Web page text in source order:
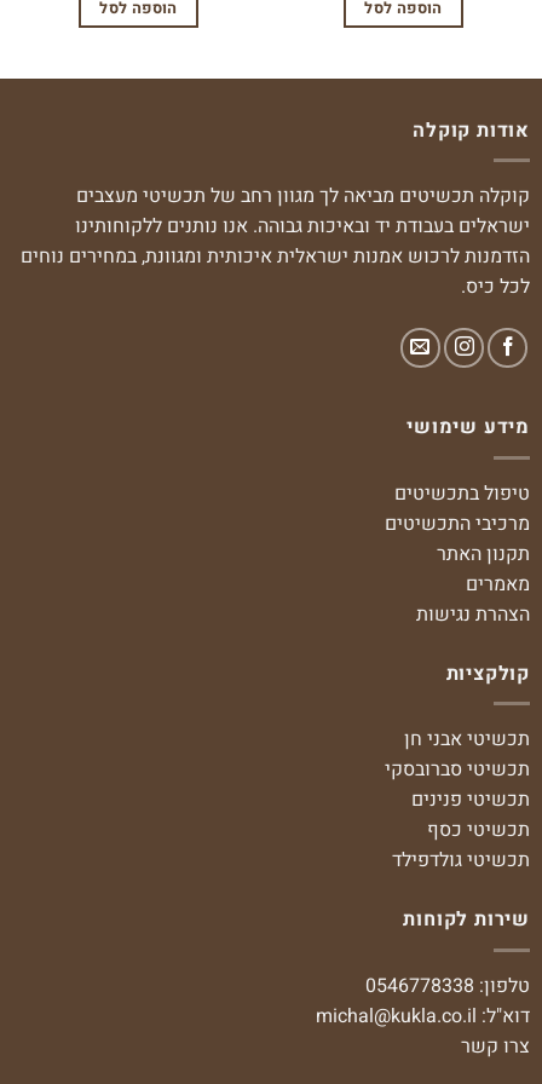
הוספה לסל הוספה לסל
אודות קוקלה
קוקלה תכשיטים מביאה לך מגוון רחב של תכשיטי מעצבים
ישראלים בעבודת יד ובאיכות גבוהה. אנו נותנים ללקוחותינו
הזדמנות לרכוש אמנות ישראלית איכותית ומגוונת, במחירים נוחים
לכל כיס.
מידע שימושי
טיפול בתכשיטים
מרכיבי התכשיטים
תקנון האתר
מאמרים
הצהרת נגישות
קולקציות
תכשיטי אבני חן
תכשיטי סברובסקי
תכשיטי פנינים
תכשיטי כסף
תכשיטי גולדפילד
שירות לקוחות
טלפון: 0546778338
דוא"ל:michal@kukla.co.il
צרו קשר